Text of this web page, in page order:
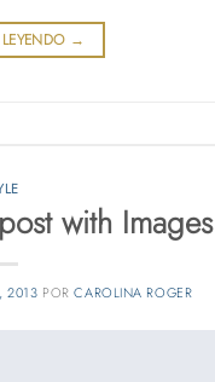
→
with Images
2013 PORCAROLINA ROGER